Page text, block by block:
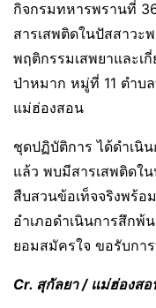
กิจกรมทหารพรานที่
สารเสพติดในปัสสาวะ
พฤติกรรมเสพยาและเ
ป่าหมาก หมู่ที่ 11 ตำบ
แม่ฮ่องสอน
ชุดปฏิบัติการ ได้ดำเนิ
แล้ว พบมีสารเสพติดใ
สืบสวนข้อเท็จจริงพร้อ
อำเภอดำเนินการสึกพ้
ยอมสมัครใจ ขอรับกา
Cr. สุกัลยา / แม่ฮ่องสอ